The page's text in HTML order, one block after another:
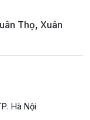
Thọ, Xuân
Hà Nội